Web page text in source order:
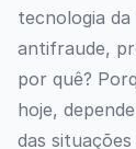
tecnologia
antifraude,
por quê?
hoje,
das